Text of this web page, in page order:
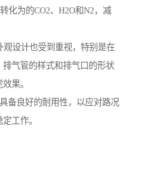
化为的CO2、H2O和N2，减
观设计也受到重视，特别是在
气管的样式和排气口的形状
果。
备良好的耐用性，以应对路况
工作。